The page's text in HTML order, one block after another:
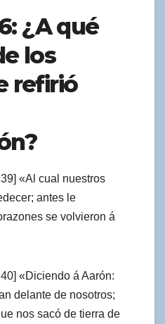
¿A qué
los
refirió
«Al cual nuestros
antes le
se volvieron á
«Diciendo á Aarón:
delante de nosotros;
nos sacó de tierra de